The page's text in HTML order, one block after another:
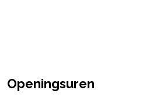
Openingsuren